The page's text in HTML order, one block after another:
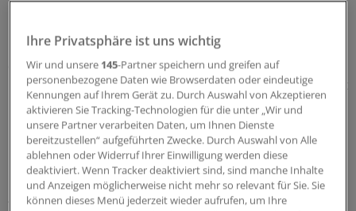
könne, erinnerte Gröhe bei seinem Besuch in St. Wendel
daran, dass der Bund die in Aussicht gestellte
Unterstützung bereits auf eine Milliarde Euro verdoppelt
habe. Beim für den 24. September angesetzten nächsten
Flüchtlingsgipfel müssten Bund, Länder und Kommunen
über strukturelle Beteiligungen sprechen.
Ministerpräsidentin Kramp-Karrenbauer sagte mit Blick
auf den Gipfeltermin, Länder und Kommunen bräuchten
Ihre Privatsphäre ist uns wichtig
Wir und unsere 145-Partner speichern und greifen auf
personenbezogene Daten wie Browserdaten oder eindeutige
Kennungen auf Ihrem Gerät zu. Durch Auswahl von Akzeptieren
aktivieren Sie Tracking-Technologien für die unter „Wir und
unsere Partner verarbeiten Daten, um Ihnen Dienste
bereitzustellen“ aufgeführten Zwecke. Durch Auswahl von Alle
ablehnen oder Widerruf Ihrer Einwilligung werden diese
deaktiviert. Wenn Tracker deaktiviert sind, sind manche Inhalte
und Anzeigen möglicherweise nicht mehr so relevant für Sie. Sie
können dieses Menü jederzeit wieder aufrufen, um Ihre